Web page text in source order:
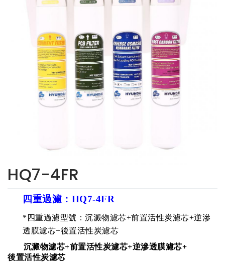
HQ7-4FR
四重過濾：HQ7-4FR
*四重過濾型號：沉澱物濾芯+前置活性炭濾芯+逆滲
透膜濾芯+後置活性炭濾芯
沉澱物濾芯+前置活性炭濾芯+逆滲透膜濾芯+
後置活性炭濾芯